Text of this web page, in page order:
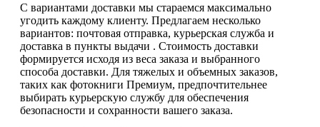
С вариантами доставки мы стараемся максимально
угодить каждому клиенту. Предлагаем несколько
вариантов: почтовая отправка, курьерская служба и
доставка в пункты выдачи . Стоимость доставки
формируется исходя из веса заказа и выбранного
способа доставки. Для тяжелых и объемных заказов,
таких как фотокниги Премиум, предпочтительнее
выбирать курьерскую службу для обеспечения
безопасности и сохранности вашего заказа.